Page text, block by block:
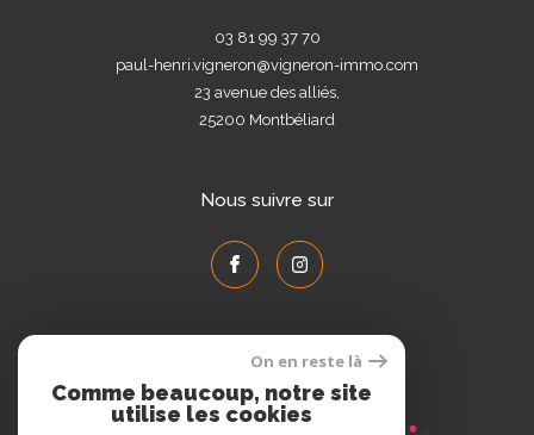
03 81 99 37 70
paul-henri.vigneron@vigneron-immo.com
23 avenue des alliés,
25200
Montbéliard
Nous suivre sur
Adhérents
On en reste là
Comme beaucoup, notre site
utilise les cookies